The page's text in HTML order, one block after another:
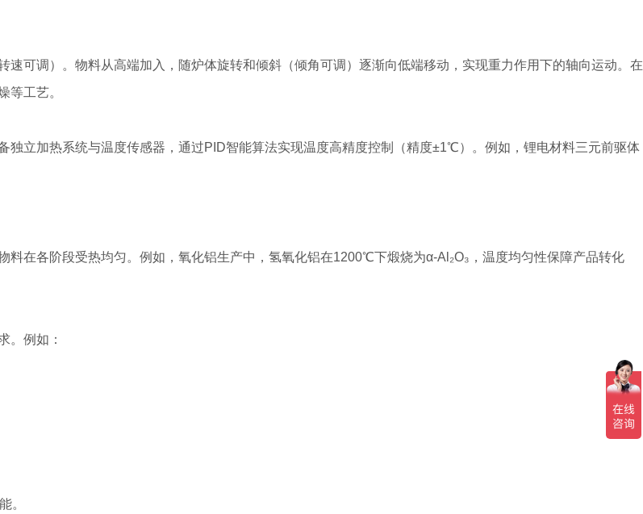
可调）。物料从高端加入，随炉体旋转和倾斜（倾角可调）逐渐向低端移动，实现重力作用下的轴向运动。在
等工艺。
立加热系统与温度传感器，通过PID智能算法实现温度高精度控制（精度±1℃）。例如，锂电材料三元前驱体
在各阶段受热均匀。例如，氧化铝生产中，氢氧化铝在1200℃下煅烧为α-Al₂O₃，温度均匀性保障产品转化
。例如：
。